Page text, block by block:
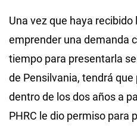
Una vez que haya recibido
emprender una demanda
tiempo para presentarla
de Pensilvania, tendrá
dentro de los dos años a
PHRC le dio permiso para